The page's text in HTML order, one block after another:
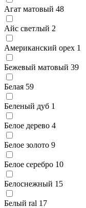
Агат матовый 48
Айс светлый 2
Американский орех 1
Бежевый матовый 39
Белая 59
Беленый дуб 1
Белое дерево 4
Белое золото 9
Белое серебро 10
Белоснежный 15
Белый ral 17